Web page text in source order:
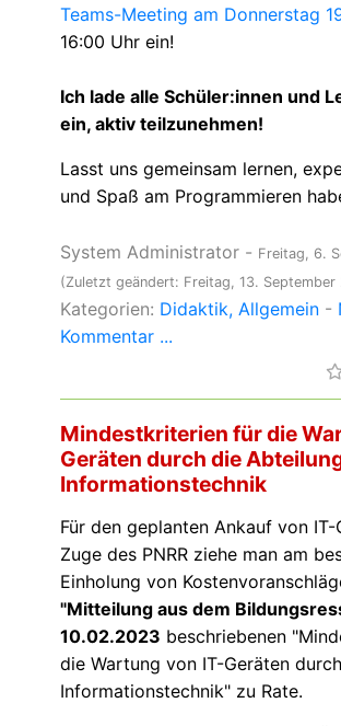
Teams-Meeting am Donnerstag
16:00 Uhr ein!
Ich lade alle Schüler:innen und
ein, aktiv teilzunehmen!
Lasst uns gemeinsam lernen,
und Spaß am Programmieren
System Administrator - Freitag, 6.
(Zuletzt geändert: Freitag, 13. September
Kategorien: Didaktik Allgemein -
Kommentar ...
Mindestkriterien für die
Geräten durch die
Informationstechnik
Für den geplanten Ankauf von IT-
Zuge des PNRR ziehe man am
Einholung von
"Mitteilung aus dem
10.02.2023 beschriebenen
die Wartung von IT-Geräten
Informationstechnik" zu Rate.